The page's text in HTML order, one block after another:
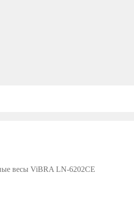
весы ViBRA LN-6202CE